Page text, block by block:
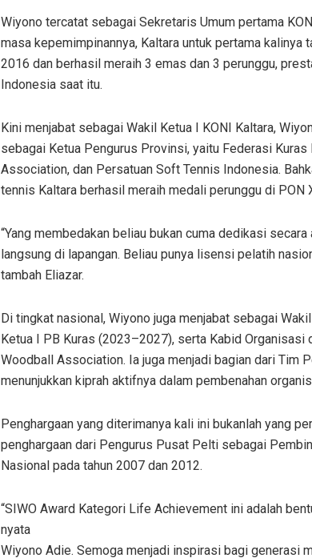
Wiyono tercatat sebagai Sekretaris Umum pertama
masa kepemimpinannya, Kaltara untuk pertama kalinya
2016 dan berhasil meraih 3 emas dan 3 perunggu,
Indonesia saat itu.
Kini menjabat sebagai Wakil Ketua I KONI Kaltara,
sebagai Ketua Pengurus Provinsi, yaitu Federasi
Association, dan Persatuan Soft Tennis Indonesia.
tennis Kaltara berhasil meraih medali perunggu di PON
“Yang membedakan beliau bukan cuma dedikasi
langsung di lapangan. Beliau punya lisensi pelatih
tambah Eliazar.
Di tingkat nasional, Wiyono juga menjabat sebagai
Ketua I PB Kuras (2023–2027), serta Kabid Organisasi
Woodball Association. Ia juga menjadi bagian dari Tim
menunjukkan kiprah aktifnya dalam pembenahan
Penghargaan yang diterimanya kali ini bukanlah yang
penghargaan dari Pengurus Pusat Pelti sebagai
Nasional pada tahun 2007 dan 2012.
“SIWO Award Kategori Life Achievement ini adalah
nyata
Wiyono Adie. Semoga menjadi inspirasi bagi generasi